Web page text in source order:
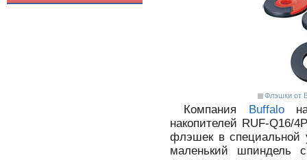
Флэшки от
Компания Buffalo
накопителей RUF-Q16/
флэшек в специальной
маленький шпиндель